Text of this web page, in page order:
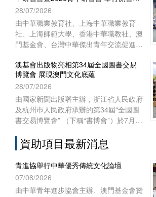
澳門特別行政區聯絡辦公室宣傳文體部、
經濟部和澳門基金會作為澳門協辦單位，
一共組織了45位澳門代表前往內蒙古自
治區出席活動。
式
28/07/2026
由中華職業教育社、上海中華職業教育
社、上海師範大學、香港中華職教社、澳
門基金會、台灣中華傑出青年交流促進會
國教科文組織教師教育中心協辦之“青年
匯‧文化緣‧中華情——第十五屆台灣青年
研習營暨2026青年研習營”開營儀式於
2026年7月28日上午在上海聯合國教科文
組織教師教育中心舉行。來自台灣、香
港、澳門29所院校的60多名師生，和上
為期七天的文化交流與研習體驗之旅。
澳基會出版物亮相第34屆全國圖書交易
博覽會 展現澳門文化底蘊
28/07/2026
由國家新聞出版署主辦，浙江省人民政府
及杭州巿人民政府承辦的第34屆“全國圖
書交易博覽會” （下稱“書博會”）於7月
利舉行。澳門基金會作為澳門出版界代表
再度參展，攜近年出版的多領域精品圖書
亮相，向內地及各地讀者展現澳門豐富的
出版成果與文化底蘊。
資助項目最新消息
青進協舉行中華優秀傳統文化論壇
07/08/2026
由中華青年進步協會主辦、澳門基金會贊